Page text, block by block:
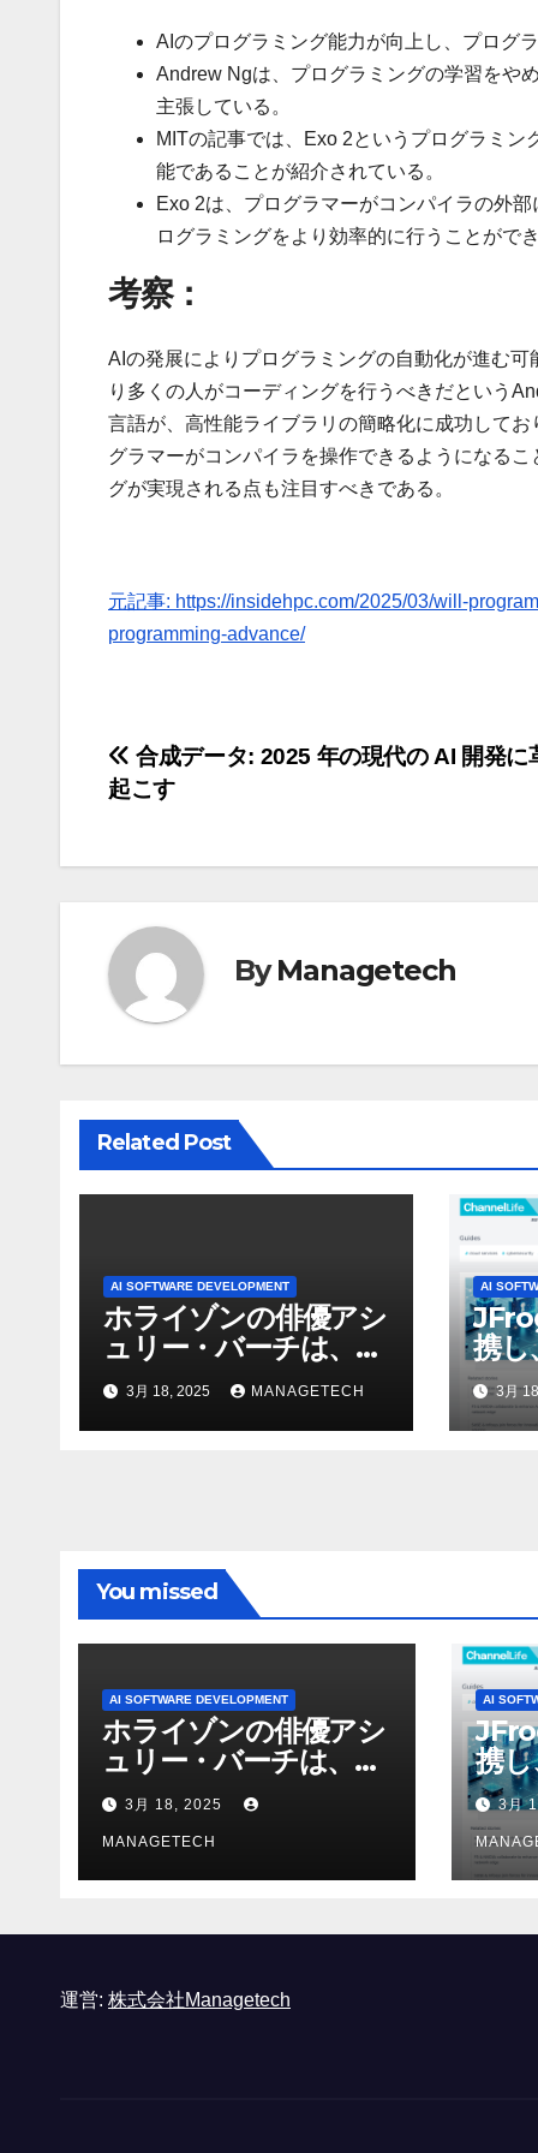
AIのプログラミング能力が向上し、プログ
Andrew Ngは、プログラミングの学習をや
主張している。
MITの記事では、Exo 2というプログラミ
能であることが紹介されている。
Exo 2は、プログラマーがコンパイラの外
ログラミングをより効率的に行うことがで
考察：
AIの発展によりプログラミングの自動化が進む
り多くの人がコーディングを行うべきだという
言語が、高性能ライブラリの簡略化に成功して
グラマーがコンパイラを操作できるようになる
グが実現される点も注目すべきである。
元記事: https://insidehpc.com/2025/03/will-
programming-advance/
投
稿
ナ
ゲ
ー
シ
ョ
ン
合成データ: 2025 年の現代の AI 開発に
起こす
ByManagetech
Related Post
AI SOFTWARE DEVELOPMENT
ホライゾンの俳優アシ
ュリー・バーチは、ソ
ニーのAIアロイのビデ
オを見て「ゲームパフ
ォーマンスという芸術
3月 18, 2025 MANAGETECH
AI
携し
強化
3月
You missed
AI SOFTWARE DEVELOPMENT
ホライゾンの俳優アシ
ュリー・バーチは、ソ
ニーのAIアロイのビデ
オを見て「ゲームパフ
ォーマンスという芸術
形式に不安を感じた」
3月 18, 2025
MANAGETECH
AI
携
強化
3月
運営: 株式会社Managetech